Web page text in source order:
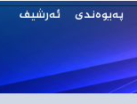
پەیوەندی ئەرشیف